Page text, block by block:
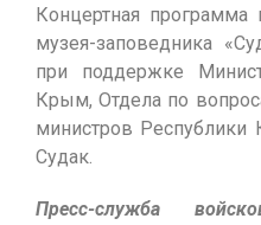
Концертная
музея-заповедника
при поддержке
Крым, Отдела по
министров
Судак.
Пресс-служба